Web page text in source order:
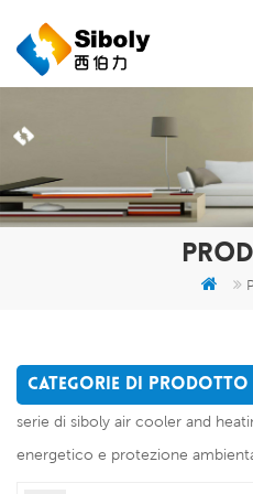
CATEGORIE DI PRODOTTO
serie di siboly air cooler and
energetico e protezione